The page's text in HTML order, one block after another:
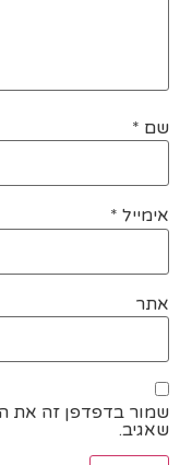
שם *
אימייל *
אתר
שמור בדפדפן זה את
שאגיב.